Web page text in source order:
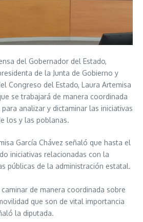
del Gobernador del Estado,
de la Junta de Gobierno y
Congreso del Estado, Laura Artemisa
se trabajará de manera coordinada
analizar y dictaminar las iniciativas
los y las poblanas.
García Chávez señaló que hasta el
iniciativas relacionadas con la
públicas de la administración estatal.
de manera coordinada sobre
que son de vital importancia
la diputada.